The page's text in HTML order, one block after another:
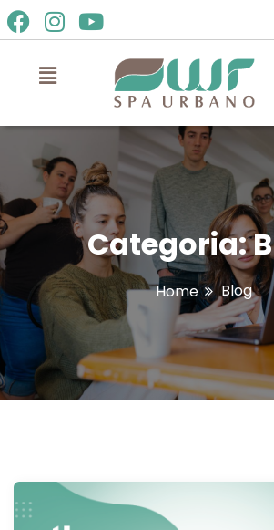
Categoria:
Home Blog